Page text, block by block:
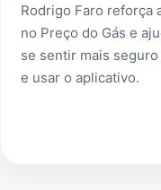
Rodrigo Faro reforça
no Preço do Gás e
se sentir mais
e usar o aplicativo.